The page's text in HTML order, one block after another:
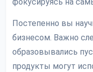
фокусируясь на
Постепенно вы
бизнесом. Важно
образовывались
продукты могут